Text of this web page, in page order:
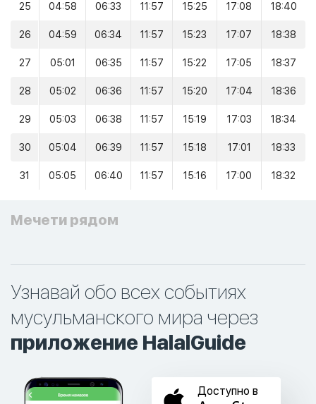
25 04:58 06:33 11:57 15:25 17:08 18:40
26 04:59 06:34 11:57 15:23 17:07 18:38
27 05:01 06:35 11:57 15:22 17:05 18:37
28 05:02 06:36 11:57 15:20 17:04 18:36
29 05:03 06:38 11:57 15:19 17:03 18:34
30 05:04 06:39 11:57 15:18 17:01 18:33
31 05:05 06:40 11:57 15:16 17:00 18:32
Мечети рядом
Узнавай обо всех событиях
мусульманского мира через
приложение HalalGuide
Доступно в